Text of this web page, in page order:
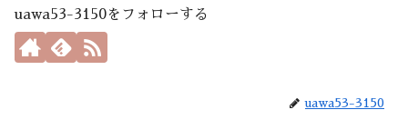
uawa53-3150をフォローする
uawa53-3150